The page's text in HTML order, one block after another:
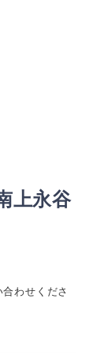
上永谷
わせくださ